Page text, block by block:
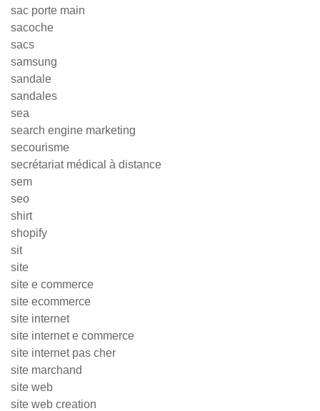
sac porte main
sacoche
sacs
samsung
sandale
sandales
sea
search engine marketing
secourisme
secrétariat médical à distance
sem
seo
shirt
shopify
sit
site
site e commerce
site ecommerce
site internet
site internet e commerce
site internet pas cher
site marchand
site web
site web creation